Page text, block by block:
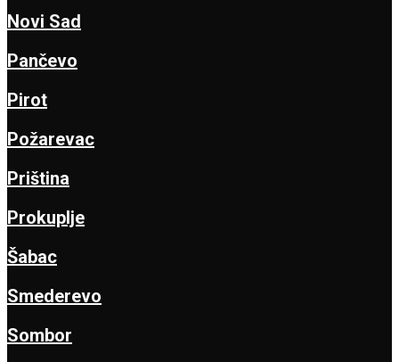
Novi Sad
Pančevo
Pirot
Požarevac
Priština
Prokuplje
Šabac
Smederevo
Sombor